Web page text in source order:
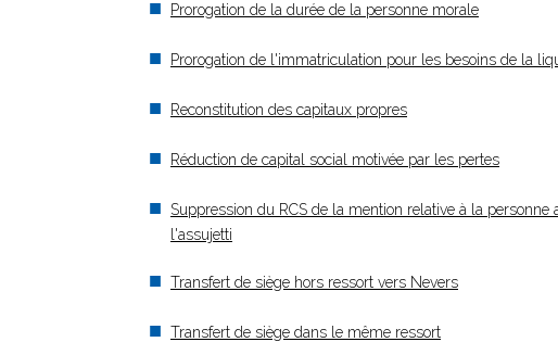
Prorogation de la durée de la personne morale
Prorogation de l'immatriculation pour les besoins de la
Reconstitution des capitaux propres
Réduction de capital social motivée par les pertes
Suppression du RCS de la mention relative à la
l'assujetti
Transfert de siège hors ressort vers Nevers
Transfert de siège dans le même ressort